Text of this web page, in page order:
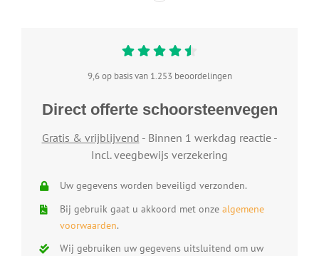
9,6 op basis van 1.253 beoordelingen
Direct offerte schoorsteenvegen
Gratis & vrijblijvend - Binnen 1 werkdag reactie -
Incl. veegbewijs verzekering
Uw gegevens worden beveiligd verzonden.
Bij gebruik gaat u akkoord met onze algemene
voorwaarden.
Wij gebruiken uw gegevens uitsluitend om uw